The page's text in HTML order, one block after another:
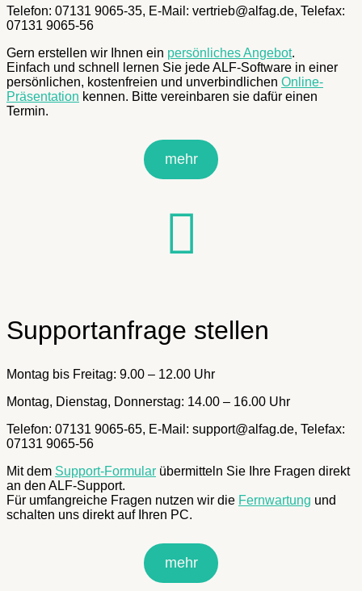
Telefon: 07131 9065-35, E-Mail: vertrieb@alfag.de, Telefax:
07131 9065-56
Gern erstellen wir Ihnen ein persönliches Angebot.
Einfach und schnell lernen Sie jede ALF-Software in einer
persönlichen, kostenfreien und unverbindlichen Online-
Präsentation kennen. Bitte vereinbaren sie dafür einen
Termin.
mehr
Supportanfrage stellen
Montag bis Freitag: 9.00 – 12.00 Uhr
Montag, Dienstag, Donnerstag: 14.00 – 16.00 Uhr
Telefon: 07131 9065-65, E-Mail: support@alfag.de, Telefax:
07131 9065-56
Mit dem Support-Formular übermitteln Sie Ihre Fragen direkt
an den ALF-Support.
Für umfangreiche Fragen nutzen wir die Fernwartung und
schalten uns direkt auf Ihren PC.
mehr